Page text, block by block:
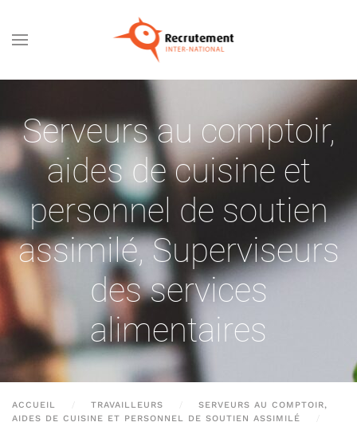
Passer au contenu principal
Serveurs au comptoir,
aides de cuisine et
personnel de soutien
assimilé,Superviseurs
des services
alimentaires
ACCUEIL TRAVAILLEURS
SERVEURS AU COMPTOIR,
AIDES DE CUISINE ET PERSONNEL DE SOUTIEN ASSIMILÉ